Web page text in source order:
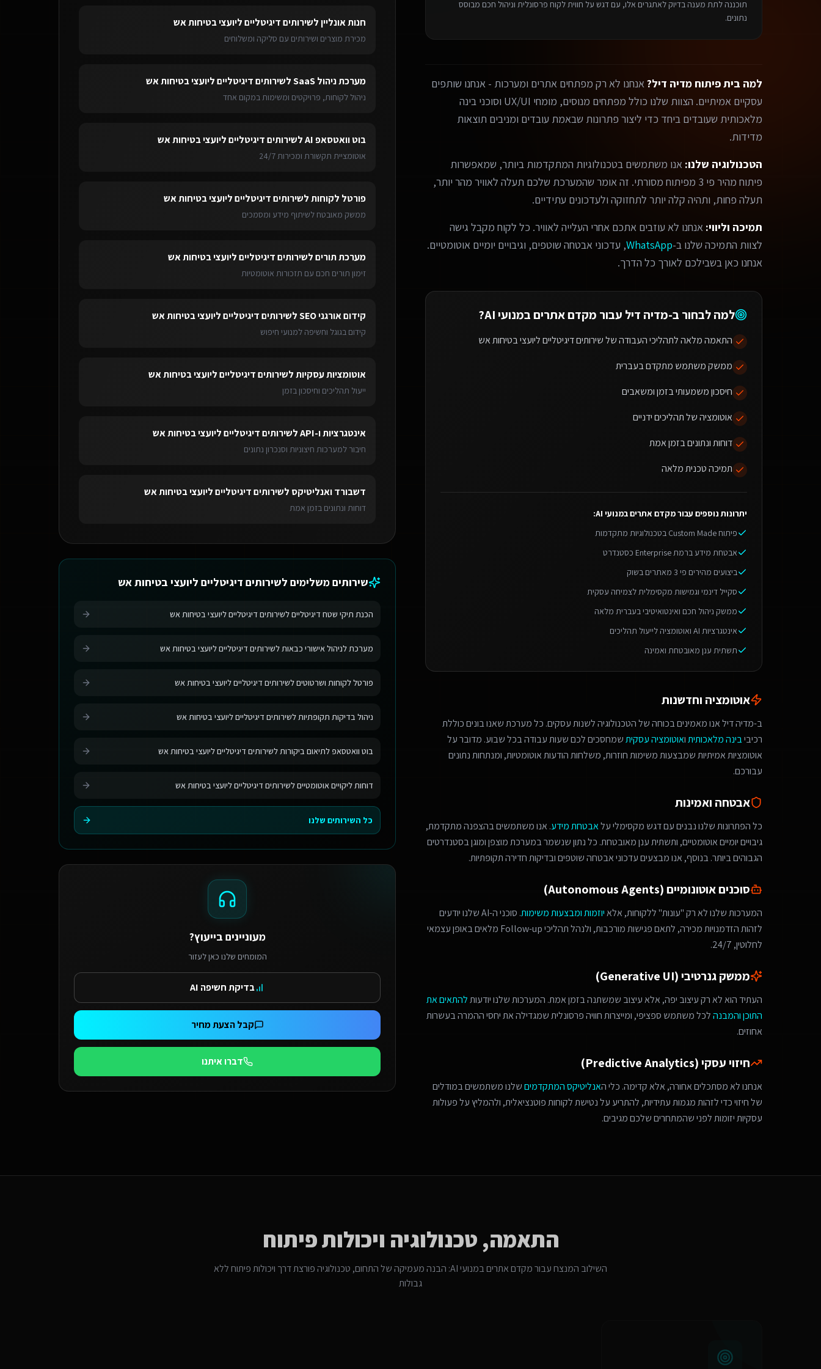
תוכננה לתת מענה בדיוק לאתגרים אלו, עם דגש על חווית לקוח פרסונלית וניהול חכם מבוסס
נתונים.
למה בית פיתוח מדיה דיל?אנחנו לא רק מפתחים אתרים ומערכות - אנחנו שותפים
עסקיים אמיתיים. הצוות שלנו כולל מפתחים מנוסים, מומחי UX/UI וסוכני בינה
מלאכותית שעובדים ביחד כדי ליצור פתרונות שבאמת עובדים ומניבים תוצאות
מדידות.
הטכנולוגיה שלנו: אנו משתמשים בטכנולוגיות המתקדמות ביותר, שמאפשרות
פיתוח מהיר פי 3 מפיתוח מסורתי. זה אומר שהמערכת שלכם תעלה לאוויר מהר יותר,
תעלה פחות, ותהיה קלה יותר לתחזוקה ולעדכונים עתידיים.
תמיכה וליווי: אנחנו לא עוזבים אתכם אחרי העלייה לאוויר. כל לקוח מקבל גישה
לצוות התמיכה שלנו ב-WhatsApp, עדכוני אבטחה שוטפים, וגיבויים יומיים אוטומטיים.
אנחנו כאן בשבילכם לאורך כל הדרך.
למה לבחור ב-מדיה דיל עבור מקדם אתרים במנועי AI ?
התאמה מלאה לתהליכי העבודה של שירותים דיגיטליים ליועצי בטיחות אש
ממשק משתמש מתקדם בעברית
חיסכון משמעותי בזמן ומשאבים
אוטומציה של תהליכים ידניים
דוחות ונתונים בזמן אמת
תמיכה טכנית מלאה
יתרונות נוספים עבורמקדם אתרים במנועי AI
:
פיתוח Custom Made בטכנולוגיות מתקדמות
אבטחת מידע ברמת Enterprise כסטנדרט
ביצועים מהירים פי 3 מאתרים בשוק
סקייל דינמי וגמישות מקסימלית לצמיחה עסקית
ממשק ניהול חכם ואינטואיטיבי בעברית מלאה
אינטגרציות AI ואוטומציה לייעול תהליכים
תשתית ענן מאובטחת ואמינה
אוטומציה וחדשנות
ב-מדיה דיל אנו מאמינים בכוחה של הטכנולוגיה לשנות עסקים. כל מערכת שאנו בונים כוללת
רכיביבינה מלאכותיתואוטומציה עסקיתשמחסכים לכם שעות עבודה בכל שבוע. מדובר על
אוטומציות אמיתיות שמבצעות משימות חוזרות, משלחות הודעות אוטומטיות, ומנתחות נתונים
עבורכם.
אבטחה ואמינות
כל הפתרונות שלנו נבנים עם דגש מקסימלי עלאבטחת מידע. אנו משתמשים בהצפנה מתקדמת,
גיבויים יומיים אוטומטיים, ותשתית ענן מאובטחת. כל נתון שנשמר במערכת מוצפן ומוגן בסטנדרטים
הגבוהים ביותר. בנוסף, אנו מבצעים עדכוני אבטחה שוטפים ובדיקות חדירה תקופתיות.
סוכנים אוטונומיים (Autonomous Agents)
המערכות שלנו לא רק "עונות" ללקוחות, אלאיוזמות ומבצעות משימות
. סוכני ה-AI שלנו יודעים
לזהות הזדמנויות מכירה, לתאם פגישות מורכבות, ולנהל תהליכי Follow-up מלאים באופן עצמאי
לחלוטין, 24/7.
ממשק גנרטיבי (Generative UI)
העתיד הוא לא רק עיצוב יפה, אלא עיצוב שמשתנה בזמן אמת. המערכות שלנו יודעותלהתאים את
התוכן והמבנהלכל משתמש ספציפי, ומייצרות חוויה פרסונלית שמגדילה את יחסי ההמרה בעשרות
אחוזים.
חיזוי עסקי (Predictive Analytics)
אנחנו לא מסתכלים אחורה, אלא קדימה. כלי האנליטיקס המתקדמיםשלנו משתמשים במודלים
של חיזוי כדי לזהות מגמות עתידיות, להתריע על נטישת לקוחות פוטנציאלית, ולהמליץ על פעולות
עסקיות יזומות לפני שהמתחרים שלכם מגיבים.
חנות אונלייןלשירותים דיגיטליים ליועצי בטיחות אש
מכירת מוצרים ושירותים עם סליקה ומשלוחים
מערכת ניהול SaaS לשירותים דיגיטליים ליועצי בטיחות אש
ניהול לקוחות, פרויקטים ומשימות במקום אחד
בוט וואטסאפ AI לשירותים דיגיטליים ליועצי בטיחות אש
אוטומציית תקשורת ומכירות 24/7
פורטל לקוחותלשירותים דיגיטליים ליועצי בטיחות אש
ממשק מאובטח לשיתוף מידע ומסמכים
מערכת תוריםלשירותים דיגיטליים ליועצי בטיחות אש
זימון תורים חכם עם תזכורות אוטומטיות
קידום אורגני SEO לשירותים דיגיטליים ליועצי בטיחות אש
קידום בגוגל וחשיפה למנועי חיפוש
אוטומציות עסקיותלשירותים דיגיטליים ליועצי בטיחות אש
ייעול תהליכים וחיסכון בזמן
אינטגרציות ו-API לשירותים דיגיטליים ליועצי בטיחות אש
חיבור למערכות חיצוניות וסנכרון נתונים
דשבורד ואנליטיקס לשירותים דיגיטליים ליועצי בטיחות אש
דוחות ונתונים בזמן אמת
שירותים משלימים לשירותים דיגיטליים ליועצי בטיחות אש
הכנת תיקי שטח דיגיטליים לשירותים דיגיטליים ליועצי בטיחות אש
מערכת לניהול אישורי כבאות לשירותים דיגיטליים ליועצי בטיחות אש
פורטל לקוחות ושרטוטים לשירותים דיגיטליים ליועצי בטיחות אש
ניהול בדיקות תקופתיות לשירותים דיגיטליים ליועצי בטיחות אש
בוט וואטסאפ לתיאום ביקורות לשירותים דיגיטליים ליועצי בטיחות אש
דוחות ליקויים אוטומטיים לשירותים דיגיטליים ליועצי בטיחות אש
כל השירותים שלנו
מעוניינים בייעוץ?
המומחים שלנו כאן לעזור
בדיקת חשיפה AI
קבל הצעת מחיר
דברו איתנו
התאמה, טכנולוגיה ויכולות פיתוח
מקדם אתרים במנועי AI
גבולות